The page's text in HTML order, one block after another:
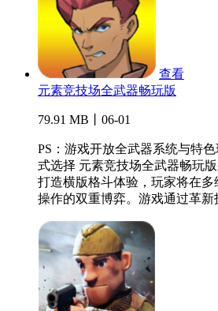
查看
元素竞技场全武器畅玩版
79.91 MB丨06-01
PS：游戏开放全武器系统与特
式选择 元素竞技场全武器畅玩
打造横版格斗体验，玩家将在
操作的双重博弈。游戏通过革新